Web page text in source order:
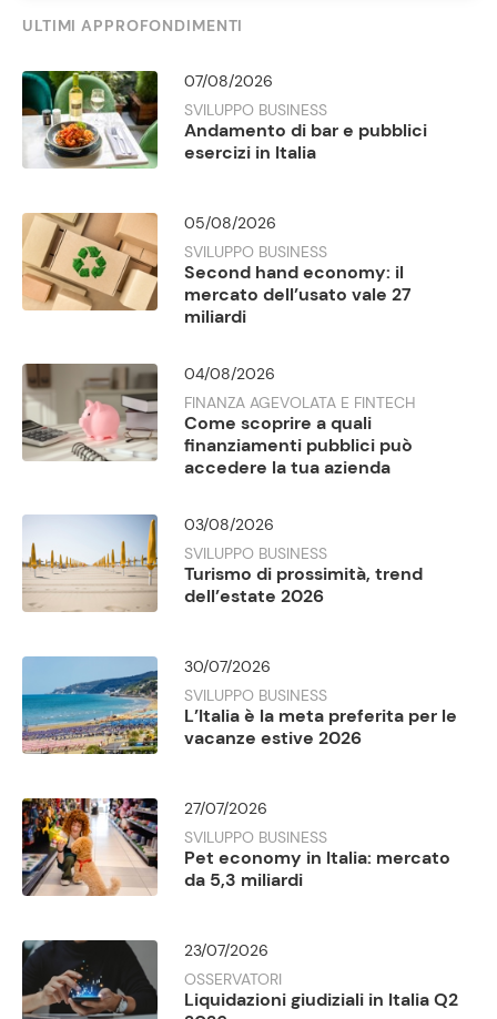
ULTIMI APPROFONDIMENTI
07/08/2026
SVILUPPO BUSINESS
Andamento di bar e pubblici
esercizi in Italia
05/08/2026
SVILUPPO BUSINESS
Second hand economy: il
mercato dell’usato vale 27
miliardi
04/08/2026
FINANZA AGEVOLATA E FINTECH
Come scoprire a quali
finanziamenti pubblici può
accedere la tua azienda
03/08/2026
SVILUPPO BUSINESS
Turismo di prossimità, trend
dell’estate 2026
30/07/2026
SVILUPPO BUSINESS
L’Italia è la meta preferita per le
vacanze estive 2026
27/07/2026
SVILUPPO BUSINESS
Pet economy in Italia: mercato
da 5,3 miliardi
23/07/2026
OSSERVATORI
Liquidazioni giudiziali in Italia Q2